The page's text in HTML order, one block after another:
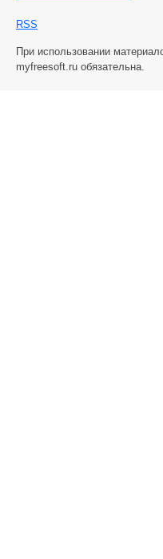
RSS
При использовании
myfreesoft.ru обязательна.